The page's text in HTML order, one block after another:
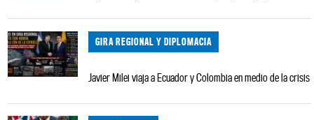
GIRA REGIONAL Y DIPLOMACIA
Javier Milei viaja a Ecuador y Colombia en medio de la crisis